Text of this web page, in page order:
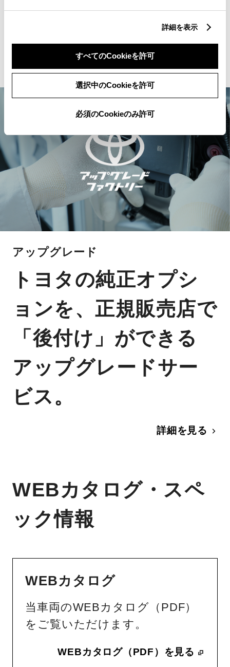
詳細を表示
すべてのCookieを許可
選択中のCookieを許可
必須のCookieのみ許可
動が日常になる。
詳細を見る
アップグレード
トヨタの純正オプシ
ョンを、正規販売店で
「後付け」ができる
アップグレードサー
ビス。
詳細を見る
WEBカタログ・スペ
ック情報
WEBカタログ
当車両のWEBカタログ（PDF）
をご覧いただけます。
WEBカタログ（PDF）を見る